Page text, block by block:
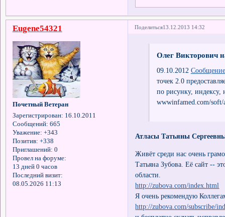
Поделиться13.12.2013 14:32
Eugene54321
Почетный Ветеран
Зарегистрирован: 16.10.2011
Сообщений: 665
Уважение: +343
Позитив: +338
Приглашений: 0
Провел на форуме:
13 дней 0 часов
Последний визит:
08.05.2026 11:13
Олег Викторович
09.10.2012
точек 2.0
по рисунку, индексу,
wwwinfamed.com/soft/
Атласы Татьяны
Живёт среди нас очень
Татьяна Зубова. Её сайт --
области.
http://zubova.com/index.html
Я очень рекомендую
http://zubova.com/subscribe/